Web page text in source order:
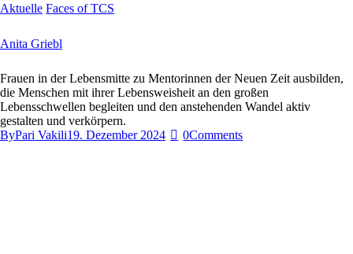
Aktuelle Faces of TCS
Anita Griebl
Frauen in der Lebensmitte zu Mentorinnen der Neuen Zeit ausbilden,
die Menschen mit ihrer Lebensweisheit an den großen
Lebensschwellen begleiten und den anstehenden Wandel aktiv
gestalten und verkörpern.
ByPari Vakili19. Dezember 2024 0Comments